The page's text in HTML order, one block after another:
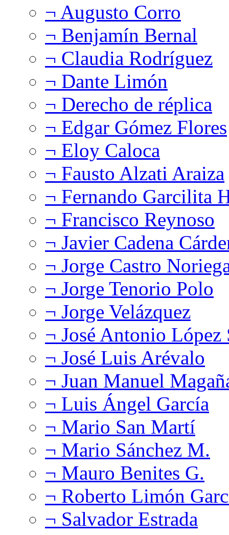
¬ Augusto Corro
¬ Benjamín Bernal
¬ Claudia Rodríguez
¬ Dante Limón
¬ Derecho de réplica
¬ Edgar Gómez Flores
¬ Eloy Caloca
¬ Fausto Alzati Araiza
¬ Fernando Garcilita
¬ Francisco Reynoso
¬ Javier Cadena
¬ Jorge Castro
¬ Jorge Tenorio Polo
¬ Jorge Velázquez
¬ José Antonio López
¬ José Luis Arévalo
¬ Juan Manuel
¬ Luis Ángel García
¬ Mario San Martí
¬ Mario Sánchez M.
¬ Mauro Benites G.
¬ Roberto Limón
¬ Salvador Estrada